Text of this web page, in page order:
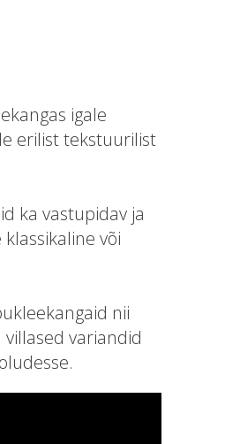
igale
erilist tekstuurilist
ka vastupidav ja
või
nii
variandid